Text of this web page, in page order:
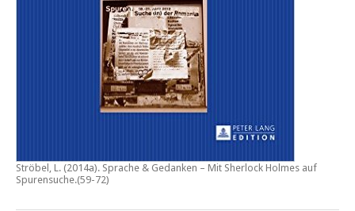
Ströbel, L. (2014a). Sprache & Gedanken – Mit Sherlock Holmes auf
Spurensuche.(59-72)